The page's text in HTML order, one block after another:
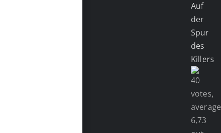
Auf
der
Spur
des
Killers